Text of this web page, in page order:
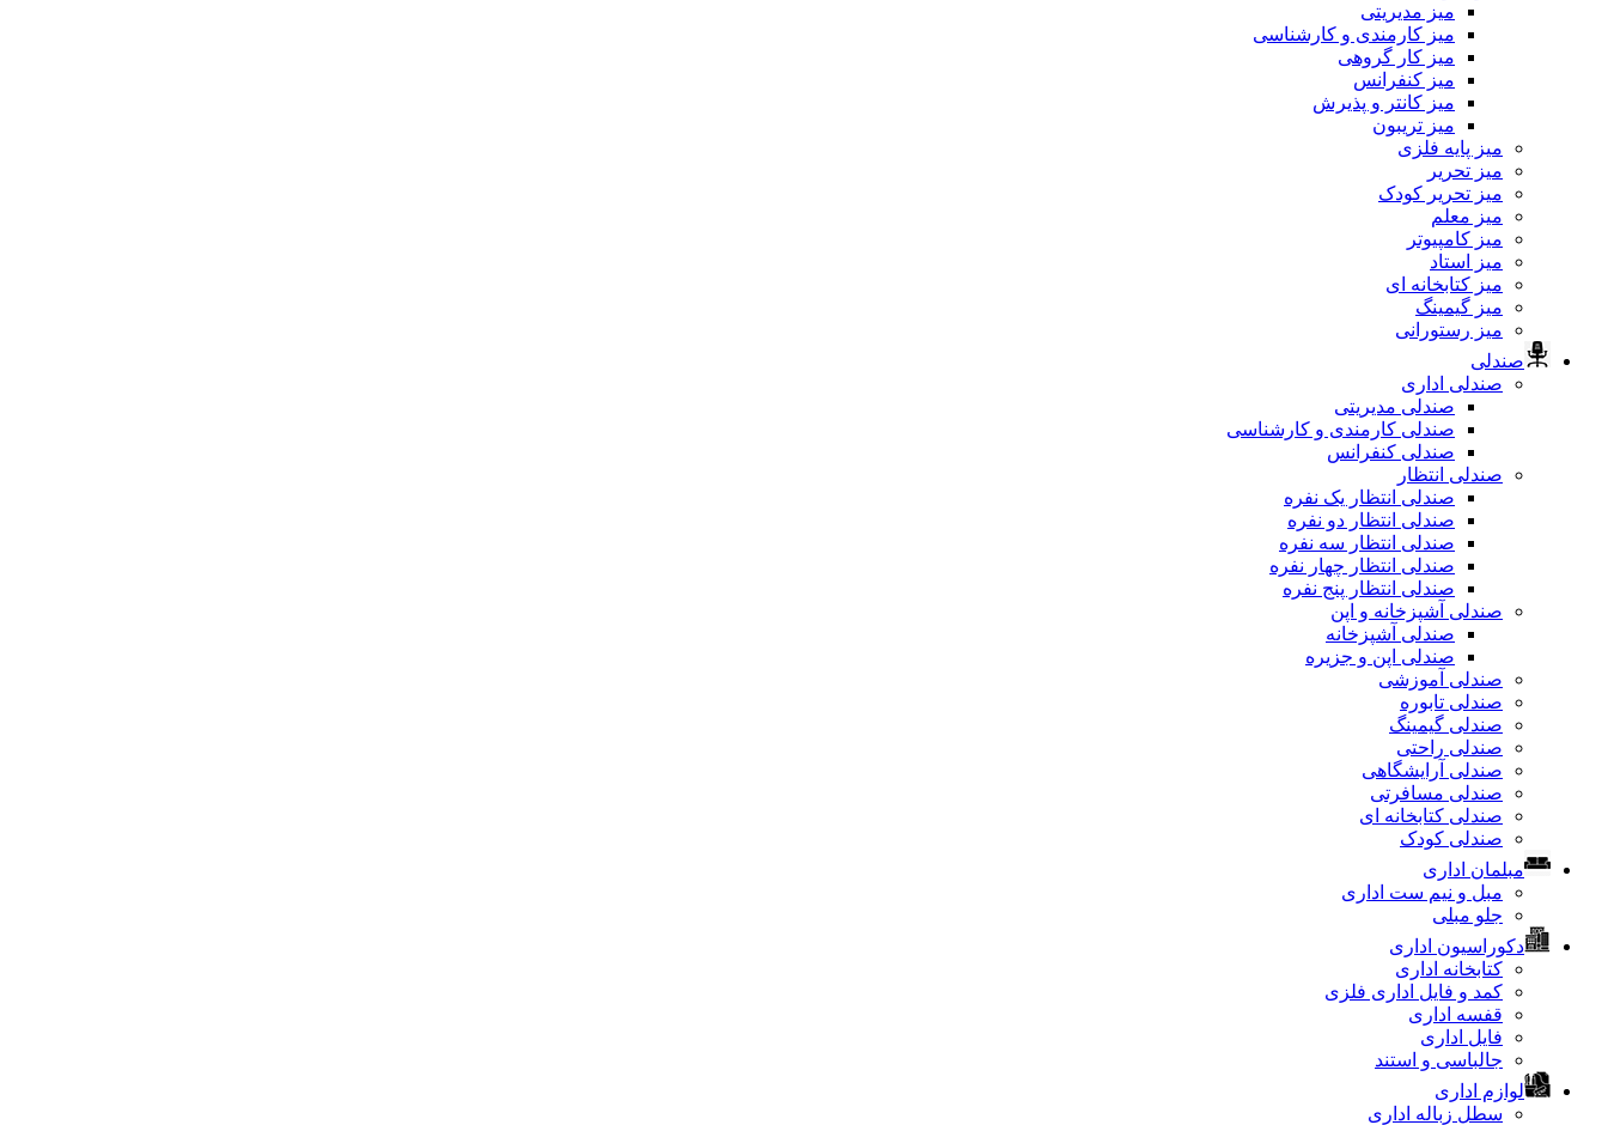
میز مدیریتی
میز کارمندی و کارشناسی
میز کار گروهی
میز کنفرانس
میز کانتر و پذیرش
میز تریبون
میز پایه فلزی
میز تحریر
میز تحریر کودک
میز معلم
میز کامپیوتر
میز استاد
میز کتابخانه ای
میز گیمینگ
میز رستورانی
صندلی
صندلی اداری
صندلی مدیریتی
صندلی کارمندی و کارشناسی
صندلی کنفرانس
صندلی انتظار
صندلی انتظار یک نفره
صندلی انتظار دو نفره
صندلی انتظار سه نفره
صندلی انتظار چهار نفره
صندلی انتظار پنج نفره
صندلی آشپزخانه و اپن
صندلی آشپزخانه
صندلی اپن و جزیره
صندلی آموزشی
صندلی تابوره
صندلی گیمینگ
صندلی راحتی
صندلی آرایشگاهی
صندلی مسافرتی
صندلی کتابخانه ای
صندلی کودک
مبلمان اداری
مبل و نیم ست اداری
جلو مبلی
دکوراسیون اداری
کتابخانه اداری
کمد و فایل اداری فلزی
قفسه اداری
فایل اداری
جالباسی و استند
لوازم اداری
سطل زباله اداری